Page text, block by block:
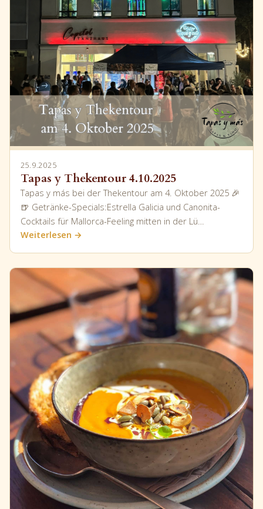
25.9.2025
Tapas y Thekentour 4.10.2025
Tapas y más bei der Thekentour am 4. Oktober 2025 🎉
🍺 Getränke-Specials:Estrella Galicia und Canonita-
Cocktails für Mallorca-Feeling mitten in der Lü…
Weiterlesen →